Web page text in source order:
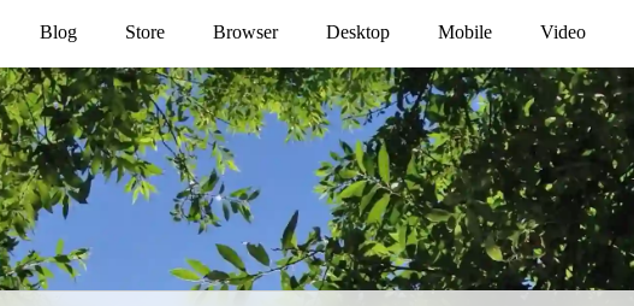
Blog Store Browser Desktop Mobile Video